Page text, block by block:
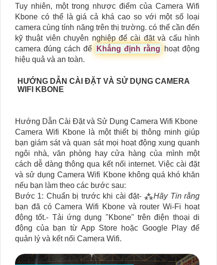
Tuy nhiên, một trong nhược điểm của Camera Wifi
Kbone có thể là giá cả khá cao so với một số loại
camera cùng tính năng trên thị trường. có thể cần đến
kỹ thuật viên chuyên nghiệp để cài đặt và cấu hình
camera đúng cách để
Khẳng định rằng
hoạt động
hiệu quả và an toàn.
HƯỚNG DẪN CÀI ĐẶT VÀ SỬ DỤNG CAMERA
WIFI KBONE
Hướng Dẫn Cài Đặt và Sử Dụng Camera Wifi Kbone
Camera Wifi Kbone là một thiết bị thông minh giúp
bạn giám sát và quan sát mọi hoạt động xung quanh
ngôi nhà, văn phòng hay cửa hàng của mình một
cách dễ dàng thông qua kết nối internet. Việc cài đặt
và sử dụng Camera Wifi Kbone không quá khó khăn
nếu bạn làm theo các bước sau:
Bước 1: Chuẩn bị trước khi cài đặt- ⁂Hãy Tin rằng
bạn đã có Camera Wifi Kbone và router Wi-Fi hoạt
động tốt.- Tải ứng dụng "Kbone" trên điện thoại di
động của bạn từ App Store hoặc Google Play để
quản lý và kết nối Camera Wifi.